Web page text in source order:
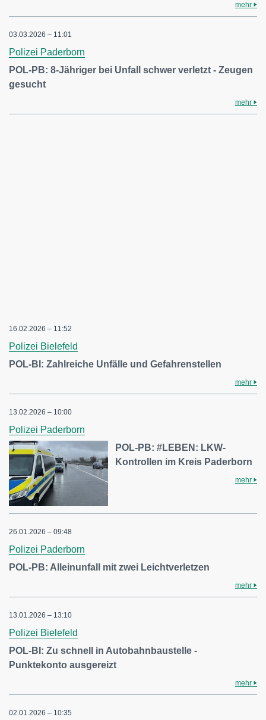
mehr
03.03.2026 – 11:01
Polizei Paderborn
POL-PB: 8-Jähriger bei Unfall schwer verletzt - Zeugen
gesucht
mehr
16.02.2026 – 11:52
Polizei Bielefeld
POL-BI: Zahlreiche Unfälle und Gefahrenstellen
mehr
13.02.2026 – 10:00
Polizei Paderborn
POL-PB: #LEBEN: LKW-
Kontrollen im Kreis Paderborn
mehr
26.01.2026 – 09:48
Polizei Paderborn
POL-PB: Alleinunfall mit zwei Leichtverletzen
mehr
13.01.2026 – 13:10
Polizei Bielefeld
POL-BI: Zu schnell in Autobahnbaustelle -
Punktekonto ausgereizt
mehr
02.01.2026 – 10:35